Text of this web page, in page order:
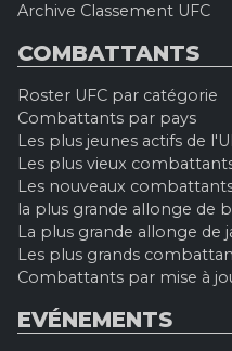
Archive Classement UFC
COMBATTANTS
Roster UFC par catégorie
Combattants par pays
Les plus jeunes actifs de
Les plus vieux
Les nouveaux
la plus grande allonge de
La plus grande allonge de
Les plus grands
Combattants par mise à
EVÉNEMENTS